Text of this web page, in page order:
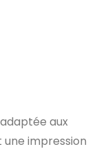
aux
impression